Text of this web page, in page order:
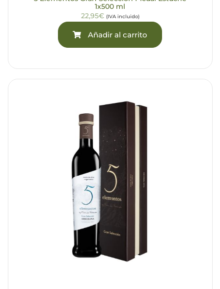
1x500 ml
22,95€ (IVA incluido)
Añadir al carrito